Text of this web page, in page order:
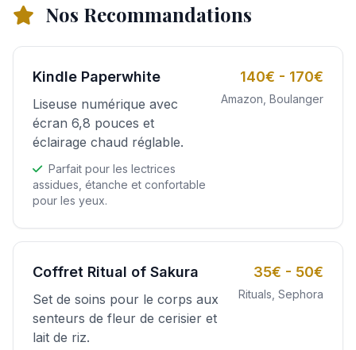
Nos Recommandations
Kindle Paperwhite
Liseuse numérique avec
écran 6,8 pouces et
éclairage chaud réglable.
Parfait pour les lectrices
assidues, étanche et confortable
pour les yeux.
140€ - 170€
Amazon, Boulanger
Coffret Ritual of Sakura
Set de soins pour le corps aux
senteurs de fleur de cerisier et
lait de riz.
35€ - 50€
Rituals, Sephora